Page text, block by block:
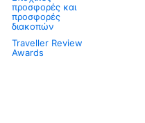
προσφορές και
προσφορές
διακοπών
Traveller Review
Awards